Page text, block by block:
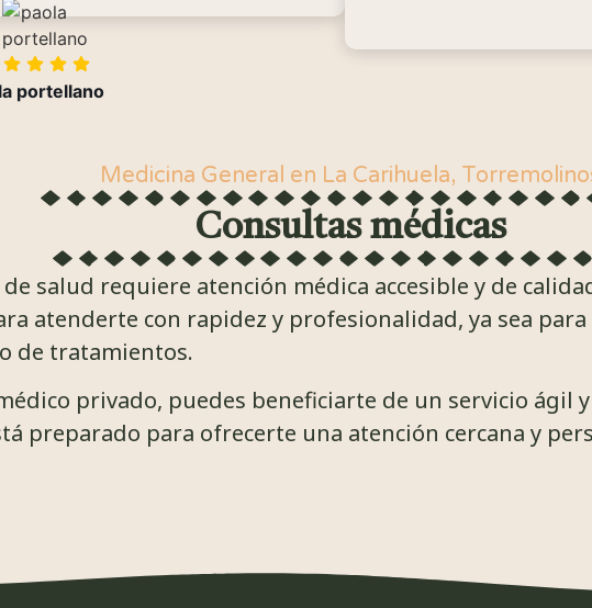
portellano
Medicina General en La Carihuela,
Consultas médicas
salud requiere atención médica accesible y de
atenderte con rapidez y profesionalidad, ya sea
de tratamientos.
privado, puedes beneficiarte de un servicio ágil
preparado para ofrecerte una atención cercana y